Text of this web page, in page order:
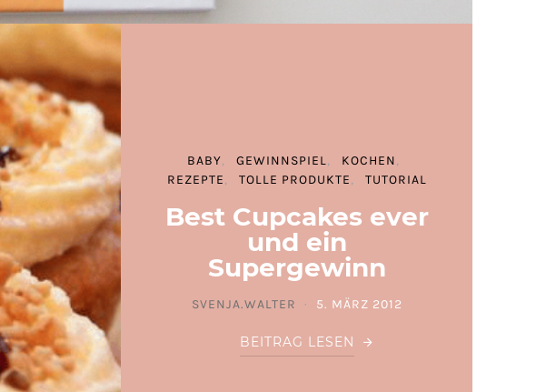
BABY GEWINNSPIEL
KOCHEN
REZEPTE
TOLLE PRODUKTE TUTORIAL
Best Cupcakes ever
und ein
Supergewinn
SVENJA.WALTER
POSTED ON
5. MÄRZ 2012
BEITRAG LESEN